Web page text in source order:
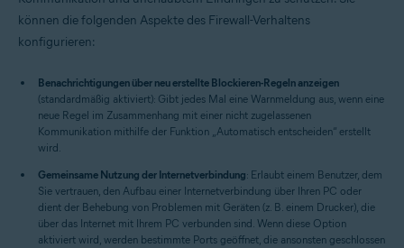
können die folgenden Aspekte des Firewall-Verhaltens
konfigurieren:
Benachrichtigungen über neu erstellte Blockieren-Regeln anzeigen
(standardmäßig aktiviert): Gibt jedes Mal eine Warnmeldung aus, wenn eine
neue Regel im Zusammenhang mit einer nicht zugelassenen
Kommunikation mithilfe der Funktion „Automatisch entscheiden“ erstellt
wird.
Gemeinsame Nutzung der Internetverbindung: Erlaubt einem Benutzer, dem
Sie vertrauen, den Aufbau einer Internetverbindung über Ihren PC oder
dient der Behebung von Problemen mit Geräten (z. B. einem Drucker), die
über das Internet mit Ihrem PC verbunden sind. Wenn diese Option
aktiviert wird, werden bestimmte Ports geöffnet, die ansonsten geschlossen